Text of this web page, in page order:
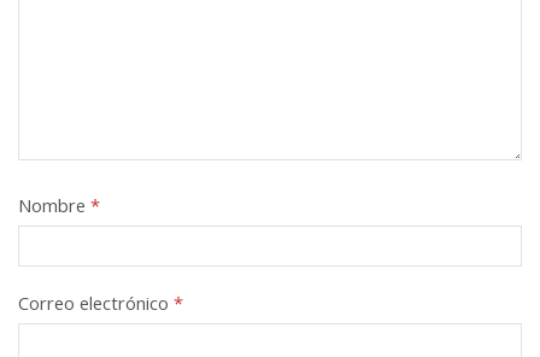
Nombre *
Correo electrónico *